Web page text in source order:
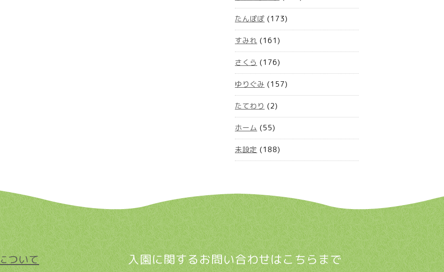
たんぽぽ (173)
すみれ (161)
さくら (176)
ゆりぐみ (157)
たてわり (2)
ホーム (55)
未設定 (188)
ついて 入園に関するお問い合わせはこちらまで